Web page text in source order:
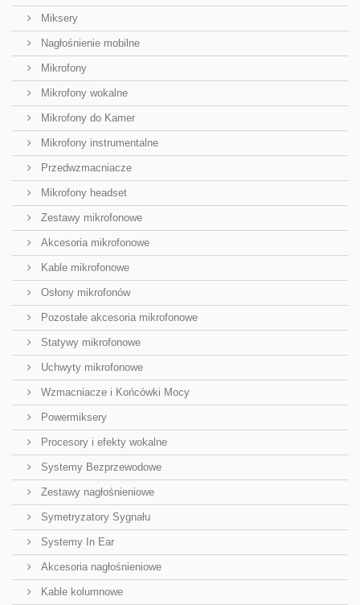
Miksery
Nagłośnienie mobilne
Mikrofony
Mikrofony wokalne
Mikrofony do Kamer
Mikrofony instrumentalne
Przedwzmacniacze
Mikrofony headset
Zestawy mikrofonowe
Akcesoria mikrofonowe
Kable mikrofonowe
Osłony mikrofonów
Pozostałe akcesoria mikrofonowe
Statywy mikrofonowe
Uchwyty mikrofonowe
Wzmacniacze i Końcówki Mocy
Powermiksery
Procesory i efekty wokalne
Systemy Bezprzewodowe
Zestawy nagłośnieniowe
Symetryzatory Sygnału
Systemy In Ear
Akcesoria nagłośnieniowe
Kable kolumnowe